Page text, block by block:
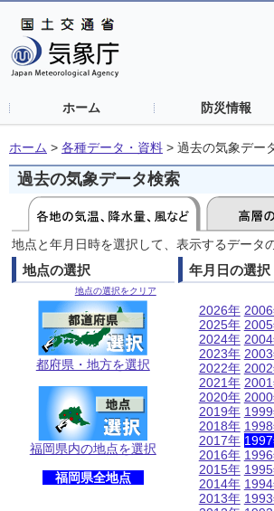
ホーム 防災情報
ホーム > 各種データ・資料 > 過去の気象デー
過去の気象データ検索
地点と年月日時を選択して、表示するデータ
地点の選択
地点の選択をクリア
都府県・地方を選択
福岡県内の地点を選択
福岡県全地点
年月日の選択
2026年
2025年
2024年
2023年
2022年
2021年
2020年
2019年
2018年
2017年
2016年
2015年
2014年
2013年